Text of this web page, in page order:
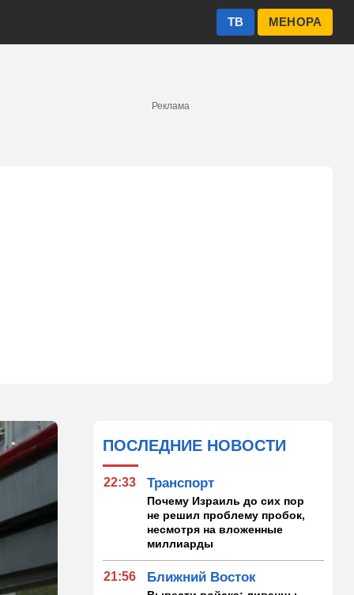
МЕНОРА
ТВ
Реклама
ПОСЛЕДНИЕ НОВОСТИ
22:33 Транспорт
Почему Израиль до сих пор
не решил проблему пробок,
несмотря на вложенные
миллиарды
21:56 Ближний Восток